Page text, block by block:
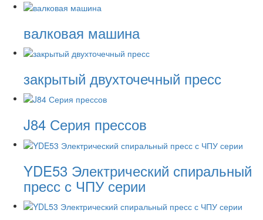
валковая машина
закрытый двухточечный пресс
J84 Серия прессов
YDE53 Электрический спиральный
пресс с ЧПУ серии